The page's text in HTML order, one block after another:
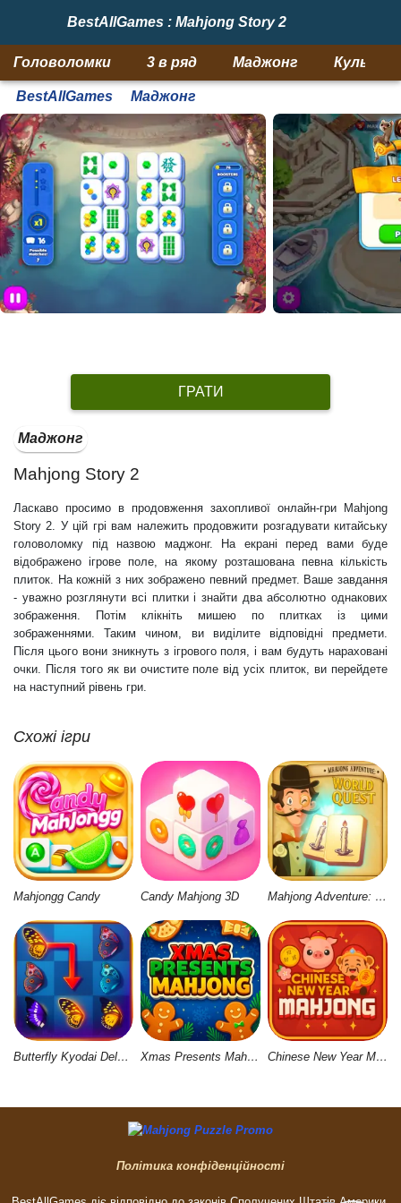
BestAllGames : Mahjong Story 2
Головоломки 3 в ряд Маджонг Кульки
BestAllGames Маджонг
ГРАТИ
Маджонг
Mahjong Story 2
Ласкаво просимо в продовження захопливої онлайн-гри Mahjong
Story 2. У цій грі вам належить продовжити розгадувати китайську
головоломку під назвою маджонг. На екрані перед вами буде
відображено ігрове поле, на якому розташована певна кількість
плиток. На кожній з них зображено певний предмет. Ваше завдання
- уважно розглянути всі плитки і знайти два абсолютно однакових
зображення. Потім клікніть мишею по плитках із цими
зображеннями. Таким чином, ви виділите відповідні предмети.
Після цього вони зникнуть з ігрового поля, і вам будуть нараховані
очки. Після того як ви очистите поле від усіх плиток, ви перейдете
на наступний рівень гри.
Схожі ігри
Mahjongg Candy Candy Mahjong 3D Mahjong Adventure: World Quest
Butterfly Kyodai Deluxe 2 Xmas Presents Mahjong Chinese New Year Mahjong
Політика конфіденційності